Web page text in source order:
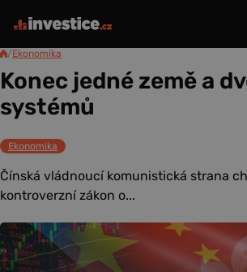
/Ekonomika
Konec jedné země a
systémů
Ekonomika
Čínská vládnoucí komunistická strana
kontroverzní zákon o...